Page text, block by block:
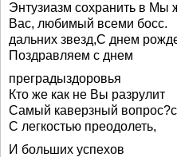
Энтузиазм сохранить в Мы
Вас, любимый всеми босс.
дальних звезд,С днем
Поздравляем с днем
преградыздоровья
Кто же как не Вы разрулит
Самый каверзный
С легкостью преодолеть,
И больших успехов